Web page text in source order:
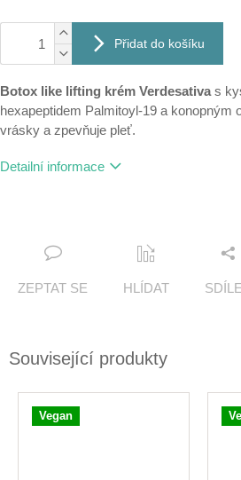
Přidat do košíku
Botox like lifting krém Verdesativas
hexapeptidem Palmitoyl-19 a konopným
vrásky a zpevňuje pleť.
Detailní informace
ZEPTAT SE HLÍDAT
Související produkty
Vegan